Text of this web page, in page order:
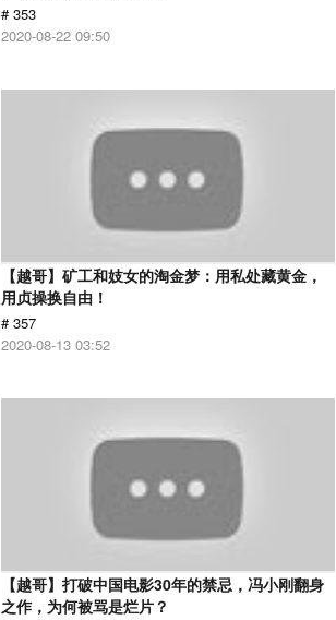
# 353
2020-08-22 09:50
【越哥】矿工和妓女的淘金梦：用私处藏黄金，
用贞操换自由！
# 357
2020-08-13 03:52
【越哥】打破中国电影30年的禁忌，冯小刚翻身
之作，为何被骂是烂片？